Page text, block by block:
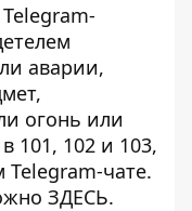
Telegram-
аварии,
огонь или
101, 102 и 103,
чате.
ЗДЕСЬ.